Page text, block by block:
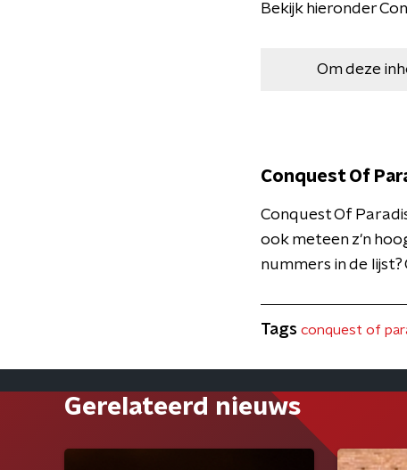
Bekijk hieronder
Om deze
Conquest Of
Conquest Of
ook meteen z'n
nummers in de lijst?
Tags conquest of
Gerelateerd nieuws